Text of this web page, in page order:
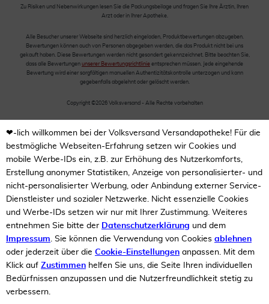
Zu Risiken und Nebenwirkungen lesen Sie die Packungsbeilage und fragen Sie Ihre Ärztin, Ihren
Arzt oder in Ihrer Apotheke.
Alle Besucher unserer Webseite sind herzlich eingeladen, Produktbewertungen abzugeben.
Bewertungen können auch von Personen abgegeben werden, die das Produkt nicht bei uns
gekauft haben. Diese Bewertungen werden nicht gesondert gekennzeichnet. Bitte beachten Sie,
dass alle Bewertungen unserer Bewertungsrichtlinie entsprechen müssen. Jede eingehende
Bewertung wird einer sorgfältigen manuellen Authentizitätskontrolle unterzogen und kann
gegebenfalls abgelehnt oder gelöscht werden.
Copyright ©2026 Volksversand - Alle Rechte vorbehalten
❤-lich willkommen bei der Volksversand Versandapotheke! Für die
bestmögliche Webseiten-Erfahrung setzen wir Cookies und
mobile Werbe-IDs ein, z.B. zur Erhöhung des Nutzerkomforts,
Erstellung anonymer Statistiken, Anzeige von personalisierter- und
nicht-personalisierter Werbung, oder Anbindung externer Service-
Dienstleister und sozialer Netzwerke. Nicht essenzielle Cookies
und Werbe-IDs setzen wir nur mit Ihrer Zustimmung. Weiteres
entnehmen Sie bitte der Datenschutzerklärung und dem
Impressum. Sie können die Verwendung von Cookies ablehnen
oder jederzeit über die Cookie-Einstellungen anpassen. Mit dem
Klick auf Zustimmen helfen Sie uns, die Seite Ihren individuellen
Bedürfnissen anzupassen und die Nutzerfreundlichkeit stetig zu
verbessern.